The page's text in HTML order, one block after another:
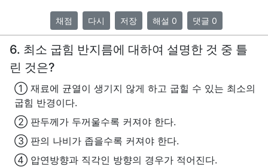
채점 다시 저장 해설 0 댓글 0
6. 최소 굽힘 반지름에 대하여 설명한 것 중 틀
린 것은?
① 재료에 균열이 생기지 않게 하고 굽힐 수 있는 최소의
굽힘 반경이다.
② 판두께가 두꺼울수록 커져야 한다.
③ 판의 나비가 좁을수록 커져야 한다.
④ 압연방향과 직각인 방향의 경우가 적어진다.